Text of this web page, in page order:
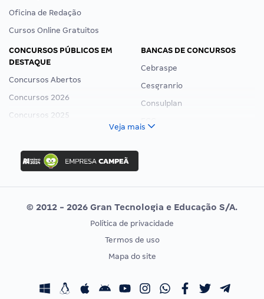
Oficina de Redação
Cursos Online Gratuitos
CONCURSOS PÚBLICOS EM
DESTAQUE
Concursos Abertos
Concursos 2026
Concursos 2025
Concurso Nacional Unificado
Concurso Ibama
Concurso MPU
Editais publicados
BANCAS DE CONCURSOS
Cebraspe
Cesgranrio
Consulplan
Vunesp
CONCURSOS POR PROFISSÃO
Concursos Fiscais
EXAME DE ORDEM
Calendário OAB
Veja mais
© 2012 - 2026 Gran Tecnologia e Educação S/A.
Política de privacidade
Termos de uso
Mapa do site